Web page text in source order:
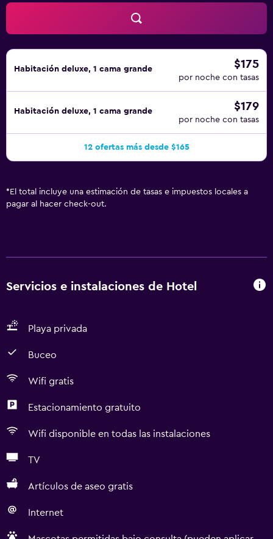
Habitación deluxe, 1 cama grande $175
por noche con tasas
Habitación deluxe, 1 cama grande $179
por noche con tasas
12 ofertas más desde $165
* El total incluye una estimación de tasas e impuestos locales a
pagar al hacer check-out.
Servicios e instalaciones de Hotel
Playa privada
Buceo
Wifi gratis
Estacionamiento gratuito
Wifi disponible en todas las instalaciones
TV
Artículos de aseo gratis
Internet